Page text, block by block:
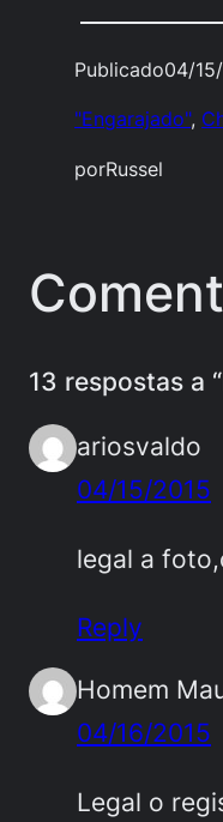
Publicado04/
"Engarajado",
porRussel
13 respostas a
ariosvaldo
04/15/2015
legal a
Reply
Homem
04/16/2015
Legal o